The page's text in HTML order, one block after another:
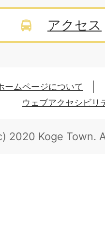
アクセス
ームページについて
ウェブアクセシビリ
2020 Koge Town.